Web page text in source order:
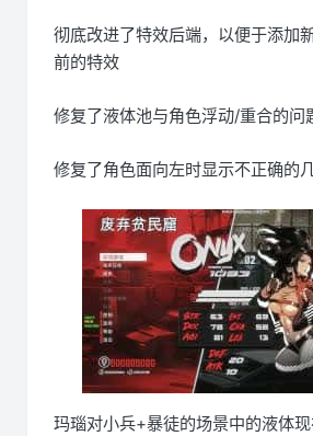
彻底改进了特效后端，以便于添加
前的特效
修复了液体池与角色浮动/重合的问
修复了角色面向左时显示不正确的
玛瑙对小兵+暴徒的场景中的液体